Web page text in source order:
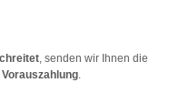
, senden wir Ihnen die
Vorauszahlung